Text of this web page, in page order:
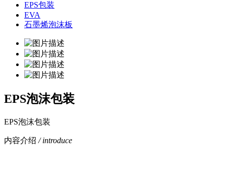
EPS包装
EVA
石墨烯泡沫板
EPS泡沫包装
EPS泡沫包装
内容介绍 / introduce